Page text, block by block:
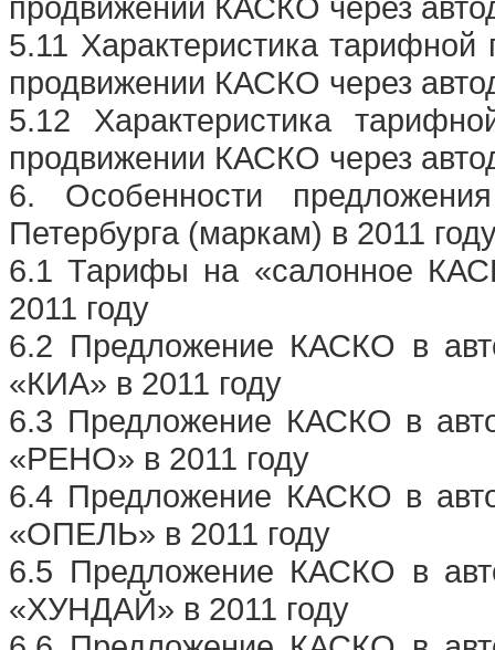
5.11 Характеристика
продвижении КАСКО через
5.12 Характеристика
продвижении КАСКО через
6. Особенности
Петербурга (маркам) в 2011
6.1 Тарифы на «салонное
2011 году
6.2 Предложение КАСКО в
«КИА» в 2011 году
6.3 Предложение КАСКО в
«РЕНО» в 2011 году
6.4 Предложение КАСКО в
«ОПЕЛЬ» в 2011 году
6.5 Предложение КАСКО в
«ХУНДАЙ» в 2011 году